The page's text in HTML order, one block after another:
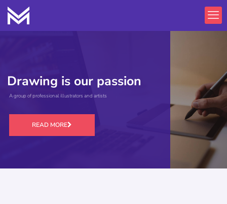
Drawing is our passion
A group of professional illustrators and artists
READ MORE